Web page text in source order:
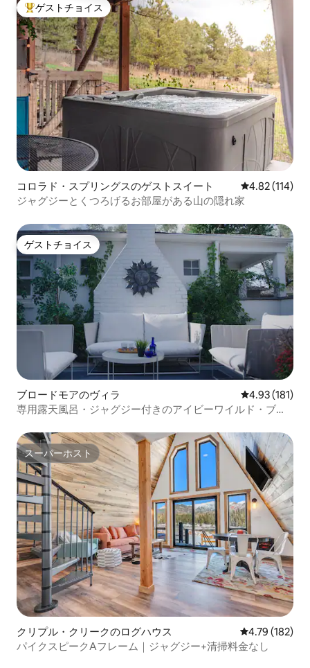
大好評のゲストチョイスです。
ゲストチョイス
コロラド・スプリングスのゲストスイート レビュー114
4.82 (114)
ジャグジーとくつろげるお部屋がある山の隠れ家
ゲストチョイス
ゲストチョイス
ブロードモアのヴィラ レビュー181
4.93 (181)
専用露天風呂・ジャグジー付きのアイビーワイルド・ブテ
スーパーホスト
スーパーホスト
クリプル・クリークのログハウス レビュー182
4.79 (182)
パイクスピークAフレーム｜ジャグジー+清掃料金なし